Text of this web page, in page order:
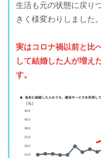
生活も元の状態に戻り
きく様変わりしました。
実はコロナ禍以前と比
して結婚した人が増え
す。